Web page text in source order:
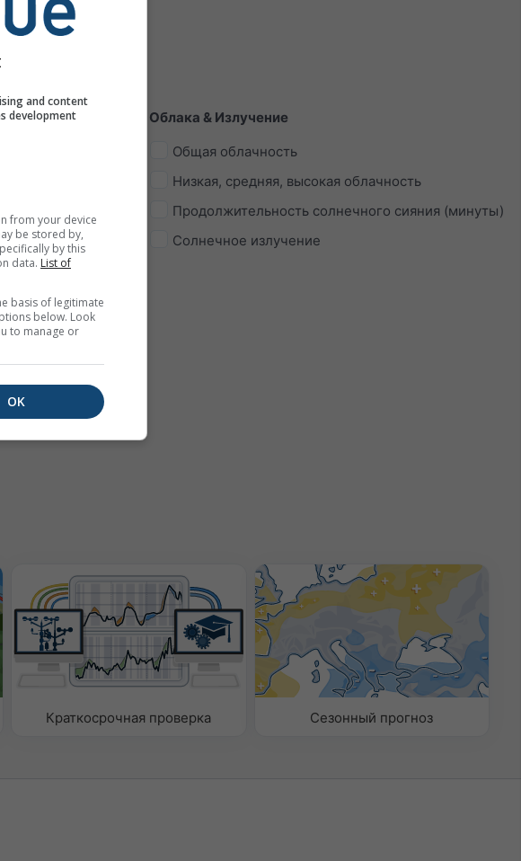
Облака & Излучение
Общая облачность
Низкая, средняя, высокая облачность
Продолжительность солнечного сияния (минуты)
Солнечное излучение
Краткосрочная проверка Сезонный прогноз
and content
development
from your device
be stored by,
by this
data. List of
basis of legitimate
below. Look
to manage or
OK